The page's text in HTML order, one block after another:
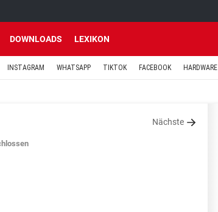
DOWNLOADS LEXIKON
INSTAGRAM WHATSAPP TIKTOK FACEBOOK HARDWARE
Nächste